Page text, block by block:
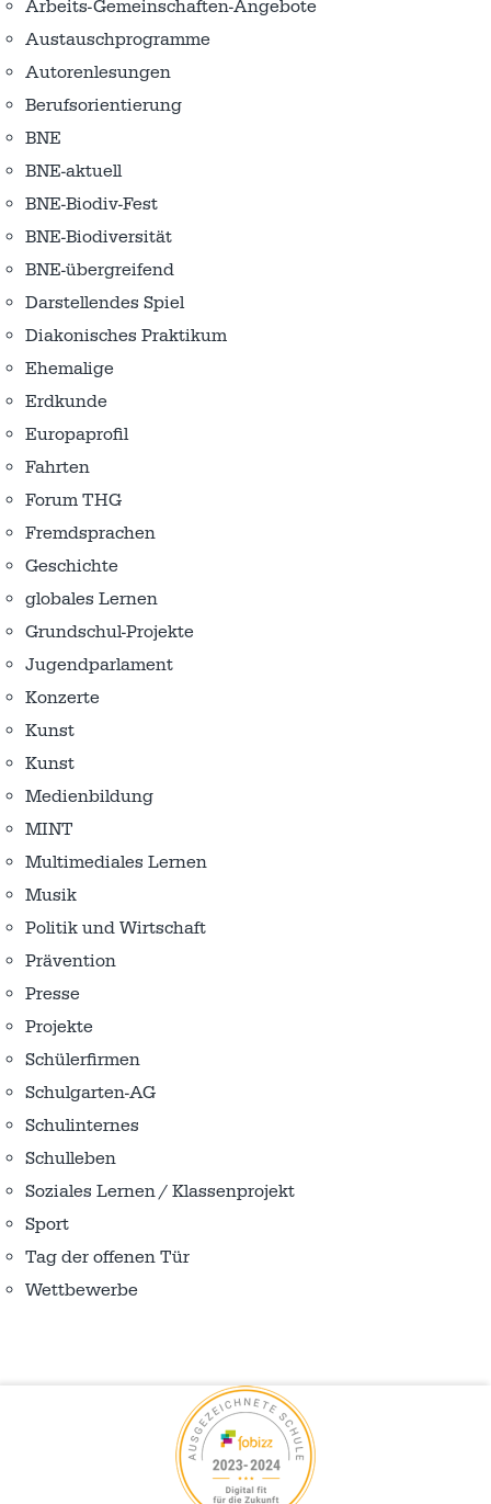
Arbeits-Gemeinschaften-Angebote
Austausch­programme
Autorenlesungen
Berufsorientierung
BNE
BNE-aktuell
BNE-Biodiv-Fest
BNE-Biodiversität
BNE-übergreifend
Darstellendes Spiel
Diakonisches Praktikum
Ehemalige
Erdkunde
Europaprofil
Fahrten
Forum THG
Fremdsprachen
Geschichte
globales Lernen
Grundschul-Projekte
Jugendparlament
Konzerte
Kunst
Kunst
Medienbildung
MINT
Multimediales Lernen
Musik
Politik und Wirtschaft
Prävention
Presse
Projekte
Schülerfirmen
Schulgarten-AG
Schulinternes
Schulleben
Soziales Lernen / Klassenprojekt
Sport
Tag der offenen Tür
Wettbewerbe